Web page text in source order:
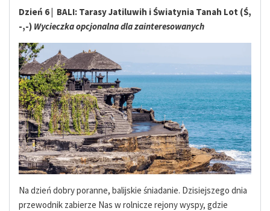
Dzień 6 | BALI: Tarasy Jatiluwih i Światynia Tanah Lot (Ś,
-,-) Wycieczka opcjonalna dla zainteresowanych
Na dzień dobry poranne, balijskie śniadanie. Dzisiejszego dnia
przewodnik zabierze Nas w rolnicze rejony wyspy, gdzie